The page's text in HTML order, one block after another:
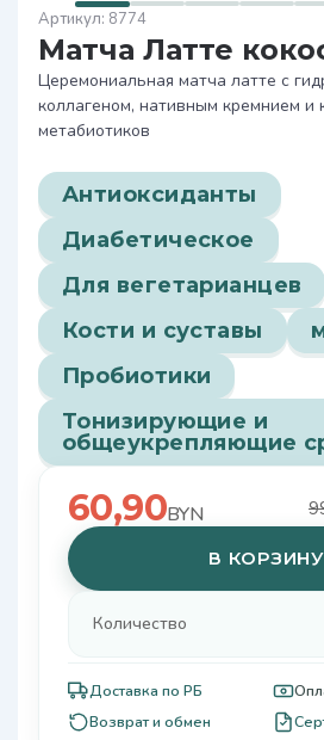
Матча Латте
Церемониальная матча латте с
коллагеном, нативным кремнием и
метабиотиков
8774
Антиоксиданты
Диабетическое
Для вегетарианцев
Кости и суставы
Пробиотики
Тонизирующие и
общеукрепляющие
60,90BYN
В КОРЗИНУ
Количество
Доставка по РБ
Возврат и обмен